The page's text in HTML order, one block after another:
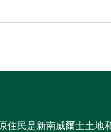
住民是新南威爾士土地